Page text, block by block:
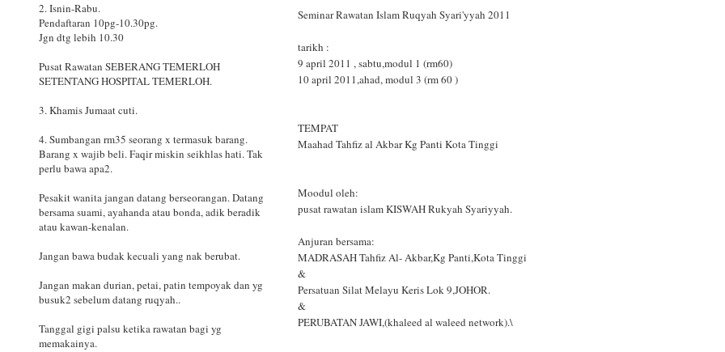
Seminar Rawatan Islam Ruqyah Syari'yyah 2011
tarikh :
9 april 2011 , sabtu,modul 1 (rm60)
10 april 2011,ahad, modul 3 (rm 60 )
TEMPAT
Maahad Tahfiz al Akbar Kg Panti Kota Tinggi
Moodul oleh:
pusat rawatan islam KISWAH Rukyah Syariyyah.
Anjuran bersama:
MADRASAH Tahfiz Al- Akbar,Kg Panti,Kota Tinggi
&
Persatuan Silat Melayu Keris Lok 9,JOHOR.
&
PERUBATAN JAWI,(khaleed al waleed network).\
2. Isnin-Rabu.
Pendaftaran 10pg-10.30pg.
Jgn dtg lebih 10.30
Pusat Rawatan SEBERANG TEMERLOH
SETENTANG HOSPITAL TEMERLOH.
3. Khamis Jumaat cuti.
4. Sumbangan rm35 seorang x termasuk barang.
Barang x wajib beli. Faqir miskin seikhlas hati. Tak
perlu bawa apa2.
Pesakit wanita jangan datang berseorangan. Datang
bersama suami, ayahanda atau bonda, adik beradik
atau kawan-kenalan.
Jangan bawa budak kecuali yang nak berubat.
Jangan makan durian, petai, patin tempoyak dan yg
busuk2 sebelum datang ruqyah..
Tanggal gigi palsu ketika rawatan bagi yg
memakainya.